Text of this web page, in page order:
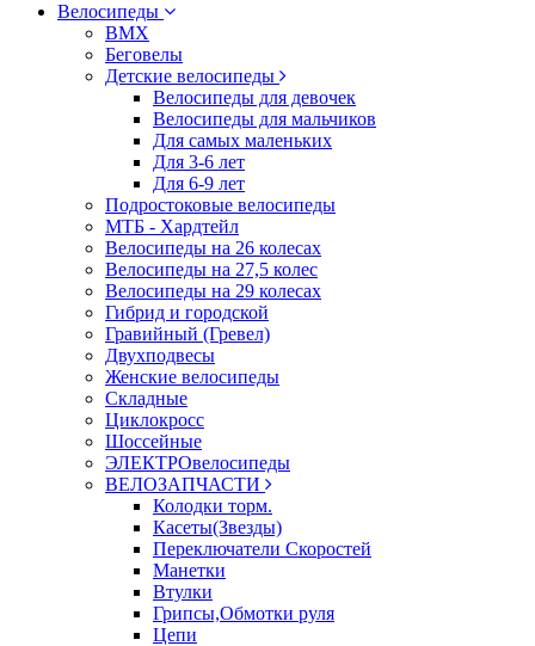
Велосипеды
BMX
Беговелы
Детские велосипеды
Велосипеды для девочек
Велосипеды для мальчиков
Для самых маленьких
Для 3-6 лет
Для 6-9 лет
Подростоковые велосипеды
МТБ - Хардтейл
Велосипеды на 26 колесах
Велосипеды на 27,5 колес
Велосипеды на 29 колесах
Гибрид и городской
Гравийный (Гревел)
Двухподвесы
Женские велосипеды
Складные
Циклокросс
Шоссейные
ЭЛЕКТРОвелосипеды
ВЕЛОЗАПЧАСТИ
Колодки торм.
Касеты(Звезды)
Переключатели Скоростей
Манетки
Втулки
Грипсы,Обмотки руля
Цепи